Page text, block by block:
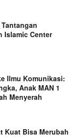
Islamic Center
Ilmu Komunikasi:
Anak MAN 1
Menyerah
Kuat Bisa Merubah